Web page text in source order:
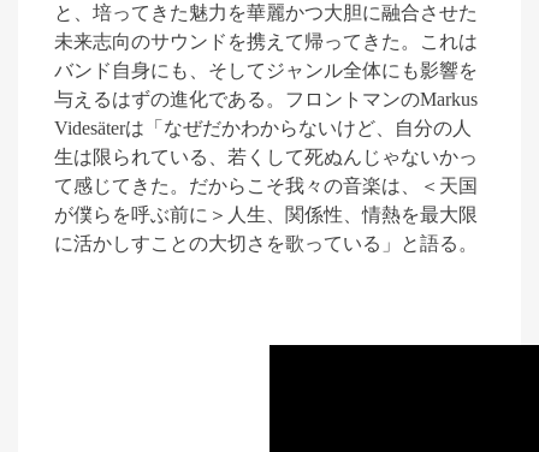
と、培ってきた魅力を華麗かつ大胆に融合させた
未来志向のサウンドを携えて帰ってきた。これは
バンド自身にも、そしてジャンル全体にも影響を
与えるはずの進化である。フロントマンのMarkus
Videsäterは「なぜだかわからないけど、自分の人
生は限られている、若くして死ぬんじゃないかっ
て感じてきた。だからこそ我々の音楽は、＜天国
が僕らを呼ぶ前に＞人生、関係性、情熱を最大限
に活かしすことの大切さを歌っている」と語る。